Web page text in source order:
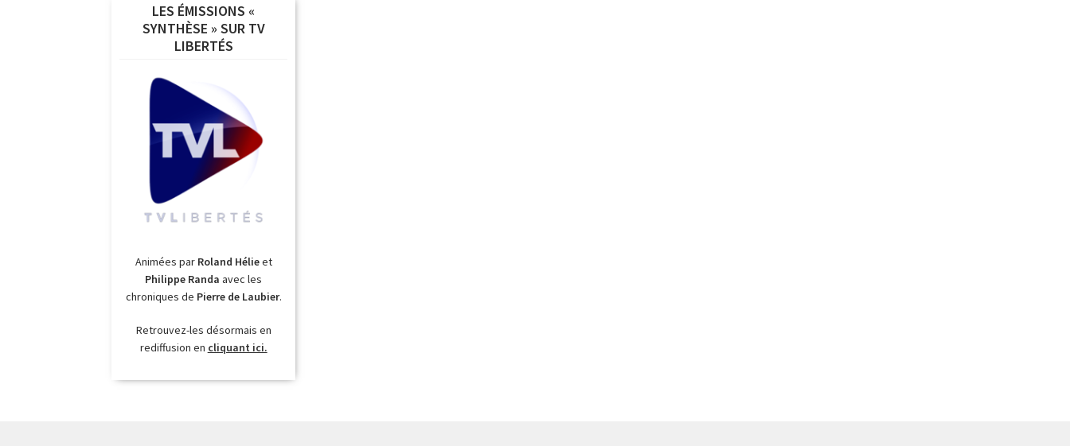
LES ÉMISSIONS «
SYNTHÈSE » SUR TV
LIBERTÉS
Animées par Roland Hélieet
Philippe Randa avec les
chroniques de Pierre de Laubier.
Retrouvez-les désormais en
rediffusion en cliquant ici.